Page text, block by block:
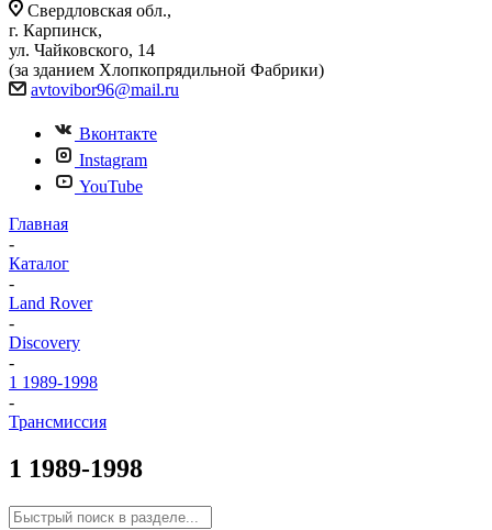
Свердловская обл.,
г. Карпинск,
ул. Чайковского, 14
(за зданием Хлопкопрядильной Фабрики)
avtovibor96@mail.ru
Вконтакте
Instagram
YouTube
Главная
-
Каталог
-
Land Rover
-
Discovery
-
1 1989-1998
-
Трансмиссия
1 1989-1998